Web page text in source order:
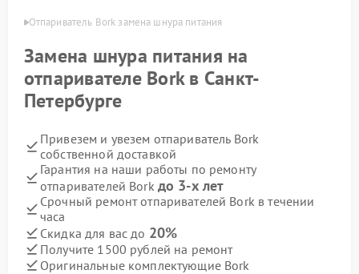
Отпариватель Bork замена шнура питания
Замена шнура питания на
отпаривателе Bork в Санкт-
Петербурге
Привезем и увезем отпариватель Bork
собственной доставкой
Гарантия на наши работы по ремонту
отпаривателей Bork до 3-х лет
Срочный ремонт отпаривателей Bork в течении
часа
Скидка для вас до 20%
Получите 1500 рублей на ремонт
Оригинальные комплектующие Bork